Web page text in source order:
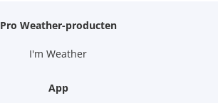
Pro Weather-producten
I'm Weather
App